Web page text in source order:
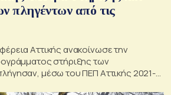
πληγέντων από τις
Αττικής ανακοίνωσε την
στήριξης των
μέσω του ΠΕΠ Αττικής 2021-